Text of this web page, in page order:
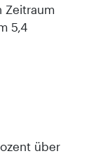
Zeitraum
5,4
über